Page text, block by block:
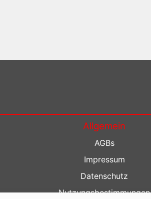
Allgemein
AGBs
Impressum
Datenschutz
Nutzungsbestimmungen